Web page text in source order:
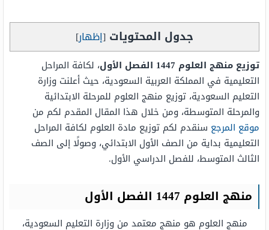
جدول المحتويات [إظهار]
توزيع منهج العلوم 1447 الفصل الأول
، لكافة المراحل
التعليمية في المملكة العربية السعودية، حيث أعلنت وزارة
التعليم السعودية، توزيع منهج العلوم للمرحلة الابتدائية
والمرحلة المتوسطة، ومن خلال هذا المقال المقدم لكم من
موقع المرجع سنقدم لكم توزيع مادة العلوم لكافة المراحل
التعليمية بداية من الصف الأول الابتدائي، وصولًا إلى الصف
الثالث المتوسط، للفصل الدراسي الأول.
منهج العلوم 1447 الفصل الأول
منهج العلوم هو منهج معتمد من وزارة التعليم السعودية،